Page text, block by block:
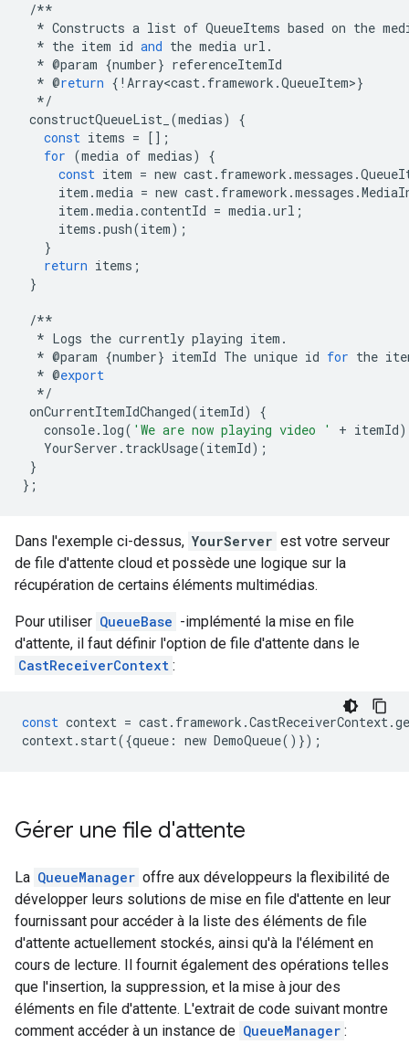
/**
* Constructs a list of QueueItems based on the
* the item id and the media url .
* @param {number} referenceItemId
* @return { ! Array<cast. framework .QueueItem>}
*/
constructQueueList_ (medias)
{
const items = [];
for (media of medias)
{
const item = new cast. framework .messages .
item .media = new cast. framework .messages .
item .media.contentId = media.url ;
items .push(item);
}
return items ;
}
/**
* Logs the currently playing item .
* @param {number} itemId The unique id for the
* @export
*/
onCurrentItemIdChanged(itemId)
{
console. log( 'We are now playing video ' + itemId
YourServer . trackUsage(itemId);
}
};
Dans l'exemple ci-dessus, YourServer est votre serveur
de file d'attente cloud et possède une logique sur la
récupération de certains éléments multimédias.
Pour utiliser QueueBase -implémenté la mise en file
d'attente, il faut définir l'option de file d'attente dans le
CastReceiverContext :
const context = cast. framework .CastReceiverContext.
context. start({queue : new DemoQueue()});
Gérer une file d'attente
La QueueManager offre aux développeurs la flexibilité de
développer leurs solutions de mise en file d'attente en leur
fournissant pour accéder à la liste des éléments de file
d'attente actuellement stockés, ainsi qu'à la l'élément en
cours de lecture. Il fournit également des opérations telles
que l'insertion, la suppression, et la mise à jour des
éléments en file d'attente. L'extrait de code suivant montre
comment accéder à un instance de QueueManager :